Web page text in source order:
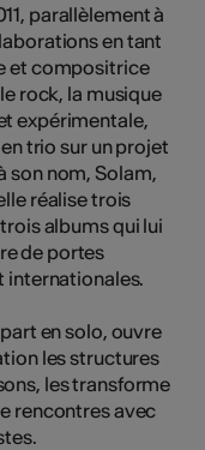
parallèlement à
en tant
et compositrice
rock, la musique
expérimentale,
trio sur un projet
son nom, Solam,
réalise trois
albums qui lui
de portes
internationales.
part en solo, ouvre
les structures
les transforme
rencontres avec